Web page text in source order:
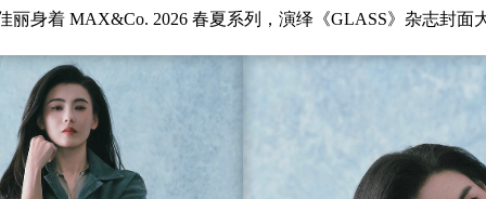
丽身着 MAX&Co. 2026 春夏系列，演绎《GLASS》杂志封面